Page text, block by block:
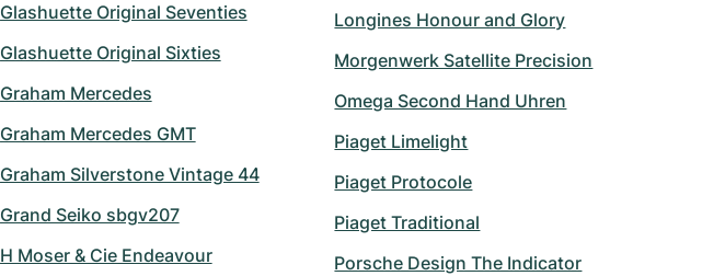
Glashuette Original Seventies
Glashuette Original Sixties
Graham Mercedes
Graham Mercedes GMT
Graham Silverstone Vintage 44
Grand Seiko sbgv207
H Moser & Cie Endeavour
Longines Honour and Glory
Morgenwerk Satellite Precision
Omega Second Hand Uhren
Piaget Limelight
Piaget Protocole
Piaget Traditional
Porsche Design The Indicator